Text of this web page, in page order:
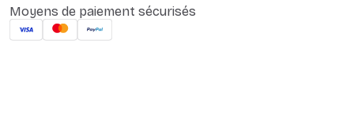
Moyens de paiement sécurisés